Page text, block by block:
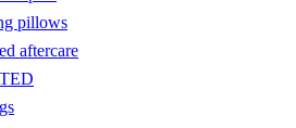
pillows
aftercare